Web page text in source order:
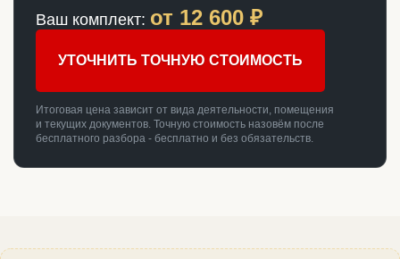
Ваш комплект: от 12 600 ₽
УТОЧНИТЬ ТОЧНУЮ СТОИМОСТЬ
Итоговая цена зависит от вида деятельности, помещения
и текущих документов. Точную стоимость назовём после
бесплатного разбора - бесплатно и без обязательств.